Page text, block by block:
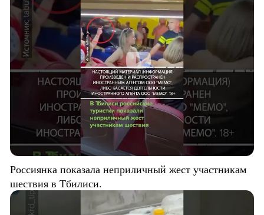
Россиянка показала неприличный жест участникам
шествия в Тбилиси.